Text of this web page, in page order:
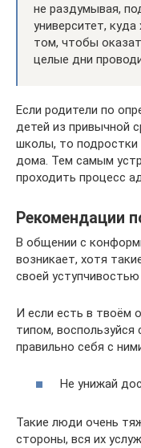
не раздумывая,
университет,
том, чтобы
целые дни
Если родители по
детей из привычной
школы, то подростки
дома. Тем самым
проходить процесс
Рекомендации
В общении с
возникает, хотя
своей уступчивостью
И если есть в твоём
типом, воспользуйся
правильно себя с
Не унижай
Такие люди очень
стороны, вся их